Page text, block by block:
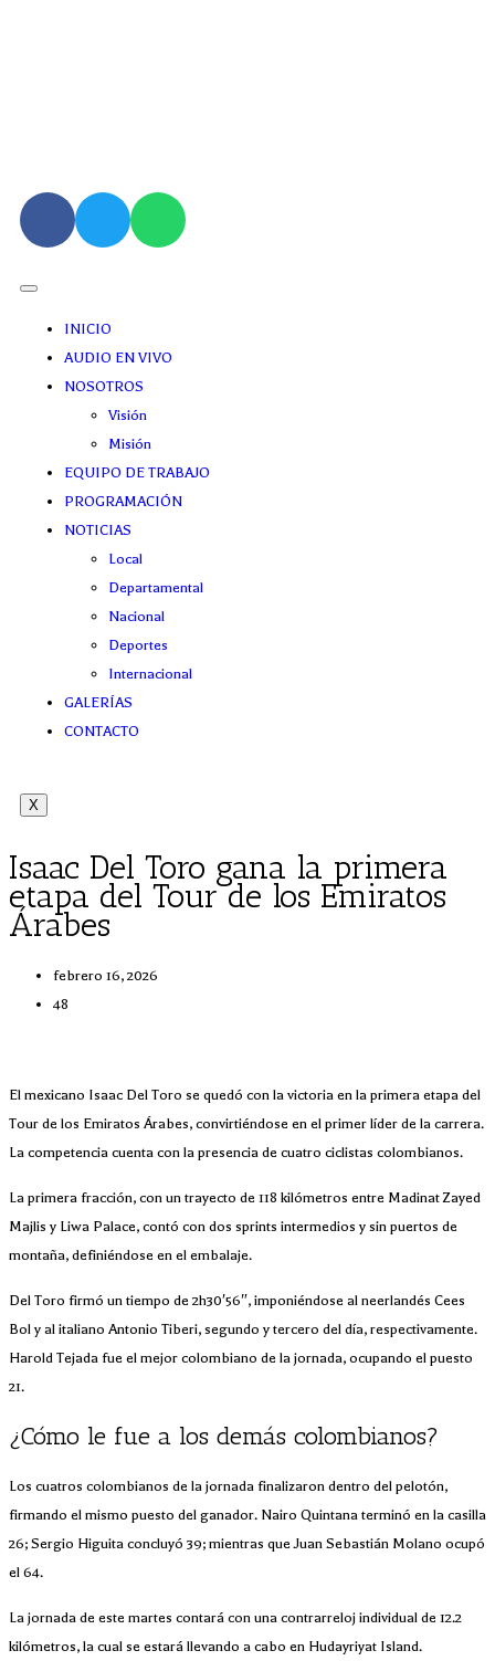
INICIO
AUDIO EN VIVO
NOSOTROS
Visión
Misión
EQUIPO DE TRABAJO
PROGRAMACIÓN
NOTICIAS
Local
Departamental
Nacional
Deportes
Internacional
GALERÍAS
CONTACTO
X
Isaac Del Toro gana la primera
etapa del Tour de los Emiratos
Árabes
febrero 16, 2026
48
El mexicano Isaac Del Toro se quedó con la victoria en la primera etapa del
Tour de los Emiratos Árabes, convirtiéndose en el primer líder de la carrera.
La competencia cuenta con la presencia de cuatro ciclistas colombianos.
La primera fracción, con un trayecto de 118 kilómetros entre Madinat Zayed
Majlis y Liwa Palace, contó con dos sprints intermedios y sin puertos de
montaña, definiéndose en el embalaje.
Del Toro firmó un tiempo de 2h30′56″, imponiéndose al neerlandés Cees
Bol y al italiano Antonio Tiberi, segundo y tercero del día, respectivamente.
Harold Tejada fue el mejor colombiano de la jornada, ocupando el puesto
21.
¿Cómo le fue a los demás colombianos?
Los cuatros colombianos de la jornada finalizaron dentro del pelotón,
firmando el mismo puesto del ganador. Nairo Quintana terminó en la casilla
26; Sergio Higuita concluyó 39; mientras que Juan Sebastián Molano ocupó
el 64.
La jornada de este martes contará con una contrarreloj individual de 12.2
kilómetros, la cual se estará llevando a cabo en Hudayriyat Island.